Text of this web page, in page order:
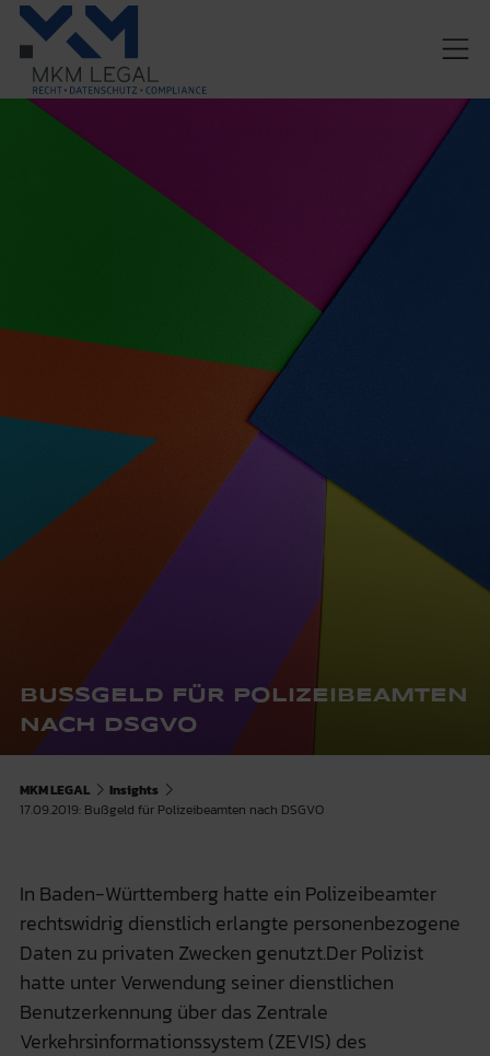
BUSSGELD FÜR POLIZEIBEAMTEN N
ACH DSGVO
MKM LEGAL
Insights
17.09.2019: Bußgeld für Polizeibeamten nach DSGVO
In Baden-Württemberg hatte ein Polizeibeamter
rechtswidrig dienstlich erlangte personenbezogene
Daten zu privaten Zwecken genutzt.Der Polizist
hatte unter Verwendung seiner dienstlichen
Benutzerkennung über das Zentrale
Verkehrsinformationssystem (ZEVIS) des